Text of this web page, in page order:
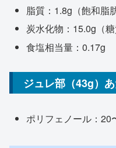
脂質：1.8g（飽和脂
炭水化物：15.0g（
食塩相当量：0.17g
ジュレ部（43g）
ポリフェノール：20